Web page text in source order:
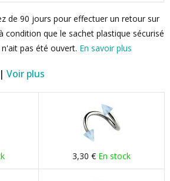
de 90 jours pour effectuer un retour sur
condition que le sachet plastique sécurisé
pas été ouvert. En savoir plus
Voir plus
3,30 € En stock